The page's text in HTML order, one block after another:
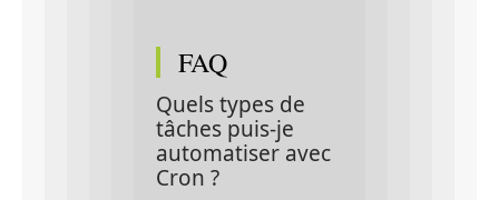
FAQ
Quels types de
tâches puis-je
automatiser avec
Cron ?